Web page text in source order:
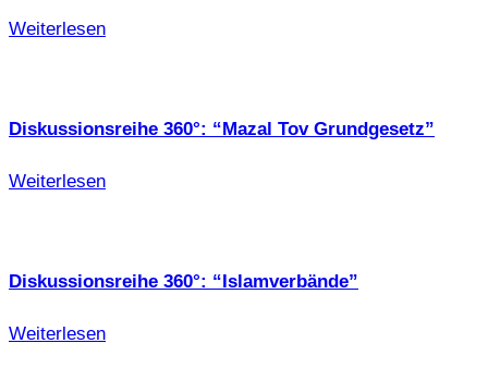
Weiterlesen
Diskussionsreihe 360°: “Mazal Tov Grundgesetz”
Weiterlesen
Diskussionsreihe 360°: “Islamverbände”
Weiterlesen